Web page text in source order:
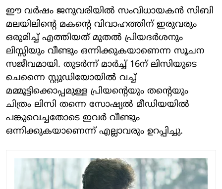
ഈ വർഷം ജനുവരിയിൽ സംവിധായകൻ സിബി
മലയിലിന്റെ മകന്റെ വിവാഹത്തിന് ഇരുവരും
ഒരുമിച്ച് എത്തിയത് മുതൽ പ്രിയദർശനും
ലിസ്സിയും വീണ്ടും ഒന്നിക്കുകയാണെന്ന സൂചന
സജീവമായി. തുടർന്ന് മാർച്ച് 16ന് ലിസിയുടെ
ചെന്നൈ സ്റ്റുഡിയോയിൽ വച്ച്
മമ്മൂട്ടിക്കൊപ്പമുള്ള പ്രിയന്റെയും തന്റെയും
ചിത്രം ലിസി തന്നെ സോഷ്യൽ മീഡിയയിൽ
പങ്കുവെച്ചതോടെ ഇവർ വീണ്ടും
ഒന്നിക്കുകയാണെന്ന് എല്ലാവരും ഉറപ്പിച്ചു.